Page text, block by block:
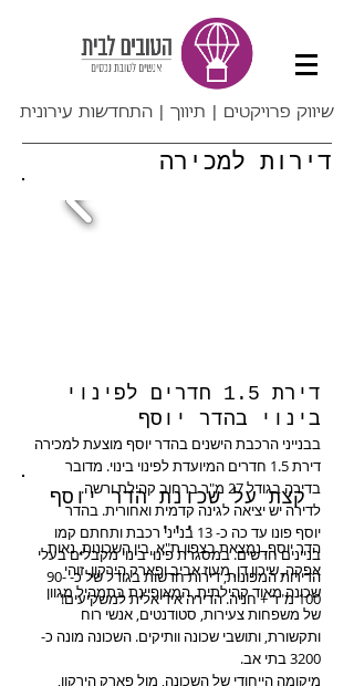
שיווק פרויקטים | תיווך | התחדשות עירונית
דירות למכירה
דירת 1.5 חדרים לפינוי
בינוי בהדר יוסף​
בבנייני הרכבת הישנים בהדר יוסף מוצעת למכירה
דירת 1.5 חדרים המיועדת לפינוי בינוי. מדובר
בדירה בגודל 27 מ"ר ברחוב קהילת ורשה.
לדירה יש יציאה לגינה קדמית ואחורית. בהדר
יוסף פונו עד כה כ- 13 בנייני רכבת ותחתם קמו
בניינים חדשים. במסגרת פינוי בינוי מקבלים בעלי
הדירות המפונות, דירות חדשות בגודל של כ- 90-
100 מ"ר + חניה. הדירה אידיאלית למשקיעים!
קצת על שכונת הדר יוסף​
...
הדר יוסף, נמצאת בצפון ת"א, בין השכונות, נאות
אפקה, שיכון דן, מעוז אביב ופארק הירקון. זוהי
שכונה מאוד קהילתית, המאופיינת בתמהיל מגוון
של משפחות צעירות, סטודנטים, אנשי רוח
ותקשורת, ותושבי שכונה וותיקים. השכונה מונה כ-
3200 בתי אב.
מיקומה הייחודי של השכונה, מול פארק הירקון,